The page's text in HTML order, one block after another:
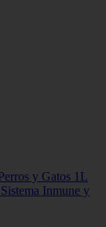
y Gatos 1L
Inmune y